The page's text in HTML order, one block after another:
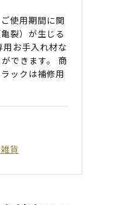
使用期間に関
裂）が生じる
お手入れ材な
できます。 商
ックは補修用
貨